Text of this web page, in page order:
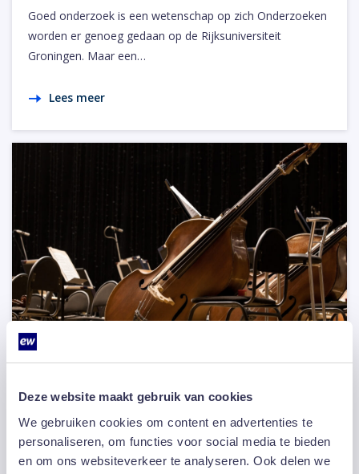
Deze website maakt gebruik van cookies
We gebruiken cookies om content en advertenties te
personaliseren, om functies voor social media te bieden
en om ons websiteverkeer te analyseren. Ook delen we
Goed onderzoek is een wetenschap op zich Onderzoeken
worden er genoeg gedaan op de Rijksuniversiteit
Groningen. Maar een…
Lees meer
Muzikaal behang met impact
Liftmuziek is volgens het woordenboek
‘achtergrondmuziek in winkels, stations en restaurants’.